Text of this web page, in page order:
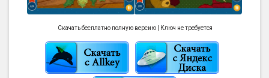
Скачать бесплатно полную версию | Ключ не требуется